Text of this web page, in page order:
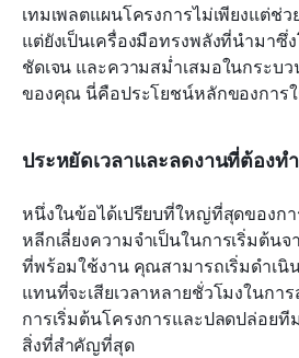
เทมเพลตแผนโครงการไม่เพียงแต่ช่
แต่ยังเป็นเครื่องมือทรงพลังที่นำมาซึ่
ชัดเจน และความสม่ำเสมอในกระบ
ของคุณ นี่คือประโยชน์หลักของการใ
ประหยัดเวลาและลดงานที่ต้องท
หนึ่งในข้อได้เปรียบที่ใหญ่ที่สุดของกา
หลีกเลี่ยงความจำเป็นในการเริ่มต้น
ที่พร้อมใช้งาน คุณสามารถเริ่มดำเนิน
แทนที่จะเสียเวลาหลายชั่วโมงในการ
การเริ่มต้นโครงการและปลดปล่อย
สิ่งที่สำคัญที่สุด